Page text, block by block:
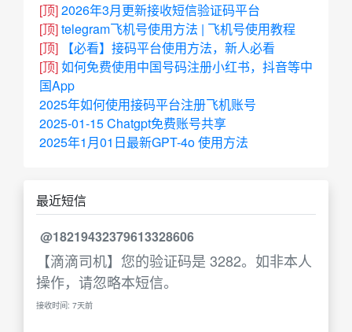
[顶]2026年3月更新接收短信验证码平台
[顶]telegram飞机号使用方法 | 飞机号使用教程
[顶]
【必看】接码平台使用方法，新人必看
[顶]如何免费使用中国号码注册小红书，抖音等中
国App
2025年如何使用接码平台注册飞机账号
2025-01-15 Chatgpt免费账号共享
2025年1月01日最新GPT-4o 使用方法
最近短信
@18219432379613328606
【滴滴司机】您的验证码是 3282。如非本人
操作，请忽略本短信。
接收时间: 7天前